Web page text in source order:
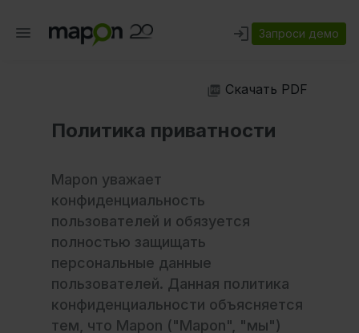
Запроси демо
Скачать PDF
Политика приватности
Mapon уважает
конфиденциальность
пользователей и обязуется
полностью защищать
персональные данные
пользователей. Данная политика
конфиденциальности объясняется
тем, что Mapon ("Mapon", "мы")